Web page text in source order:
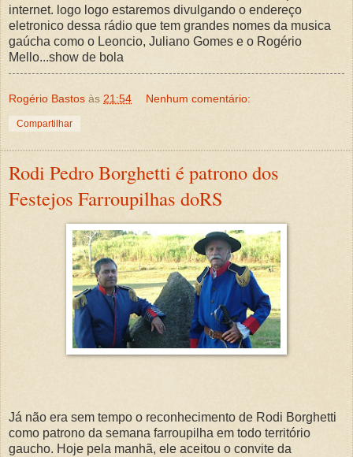
internet. logo logo estaremos divulgando o endereço
eletronico dessa rádio que tem grandes nomes da musica
gaúcha como o Leoncio, Juliano Gomes e o Rogério
Mello...show de bola
Rogério Bastos às 21:54 Nenhum comentário:
Compartilhar
Rodi Pedro Borghetti é patrono dos
Festejos Farroupilhas doRS
Já não era sem tempo o reconhecimento de Rodi Borghetti
como patrono da semana farroupilha em todo território
gaucho. Hoje pela manhã, ele aceitou o convite da